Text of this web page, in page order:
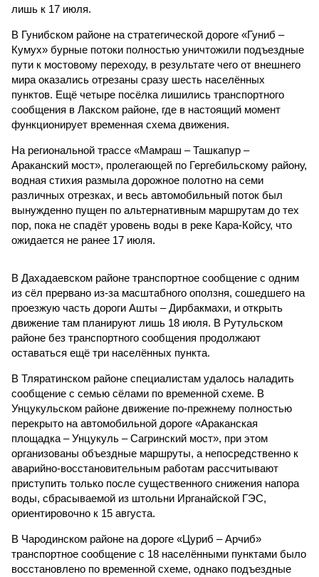
лишь к 17 июля.
В Гунибском районе на стратегической дороге «Гуниб –
Кумух» бурные потоки полностью уничтожили подъездные
пути к мостовому переходу, в результате чего от внешнего
мира оказались отрезаны сразу шесть населённых
пунктов. Ещё четыре посёлка лишились транспортного
сообщения в Лакском районе, где в настоящий момент
функционирует временная схема движения.
На региональной трассе «Мамраш – Ташкапур –
Араканский мост», пролегающей по Гергебильскому району,
водная стихия размыла дорожное полотно на семи
различных отрезках, и весь автомобильный поток был
вынужденно пущен по альтернативным маршрутам до тех
пор, пока не спадёт уровень воды в реке Кара-Койсу, что
ожидается не ранее 17 июля.
В Дахадаевском районе транспортное сообщение с одним
из сёл прервано из-за масштабного оползня, сошедшего на
проезжую часть дороги Ашты – Дирбакмахи, и открыть
движение там планируют лишь 18 июля. В Рутульском
районе без транспортного сообщения продолжают
оставаться ещё три населённых пункта.
В Тляратинском районе специалистам удалось наладить
сообщение с семью сёлами по временной схеме. В
Унцукульском районе движение по-прежнему полностью
перекрыто на автомобильной дороге «Араканская
площадка – Унцукуль – Сагринский мост», при этом
организованы объездные маршруты, а непосредственно к
аварийно-восстановительным работам рассчитывают
приступить только после существенного снижения напора
воды, сбрасываемой из штольни Ирганайской ГЭС,
ориентировочно к 15 августа.
В Чародинском районе на дороге «Цуриб – Арчиб»
транспортное сообщение с 18 населёнными пунктами было
восстановлено по временной схеме, однако подъездные